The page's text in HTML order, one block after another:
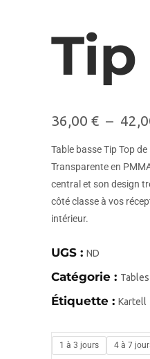
Tip
36,00 € –
Table basse Tip Top
Transparente en
central et son design
côté classe à vos
intérieur.
UGS : ND
Catégorie :
Étiquette : Kartell
1 à 3 jours 4 à 7